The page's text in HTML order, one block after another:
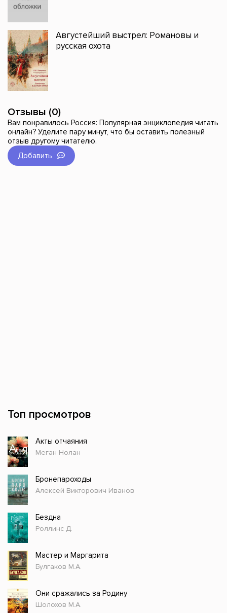
Августейший выстрел: Романовы и
русская охота
Отзывы (0)
Вам понравилось Россия: Популярная энциклопедия читать
онлайн? Уделите пару минут, что бы оставить полезный
отзыв другому читателю.
Добавить
Топ просмотров
Акты отчаяния
Меган Нолан
Бронепароходы
Алексей Викторович Иванов
Бездна
Роллинс Д.
Мастер и Маргарита
Булгаков М.А.
Они сражались за Родину
Шолохов М.А.